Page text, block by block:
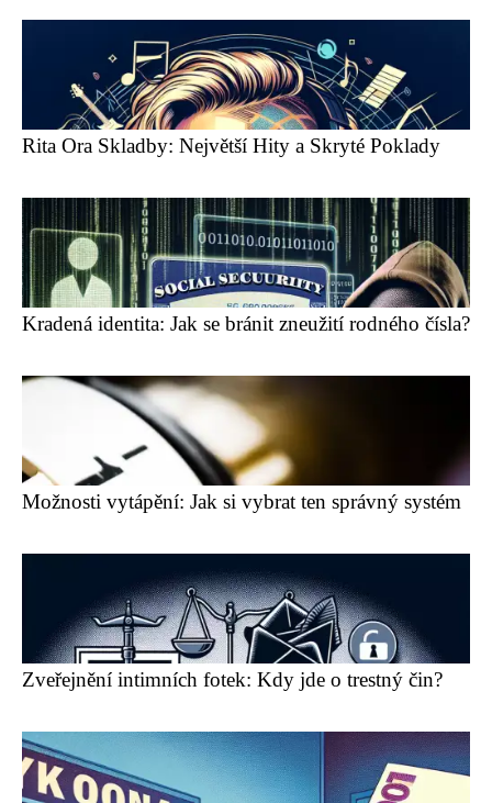
Rita Ora Skladby: Největší Hity a Skryté Poklady
Kradená identita: Jak se bránit zneužití rodného čísla?
Možnosti vytápění: Jak si vybrat ten správný systém
Zveřejnění intimních fotek: Kdy jde o trestný čin?